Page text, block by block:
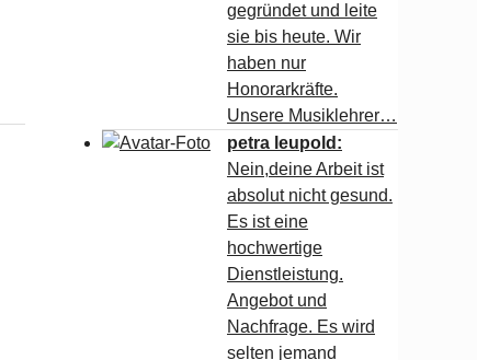
gegründet und leite
sie bis heute. Wir
haben nur
Honorarkräfte.
Unsere Musiklehrer…
petra leupold:
Nein,deine Arbeit ist
absolut nicht gesund.
Es ist eine
hochwertige
Dienstleistung.
Angebot und
Nachfrage. Es wird
selten jemand